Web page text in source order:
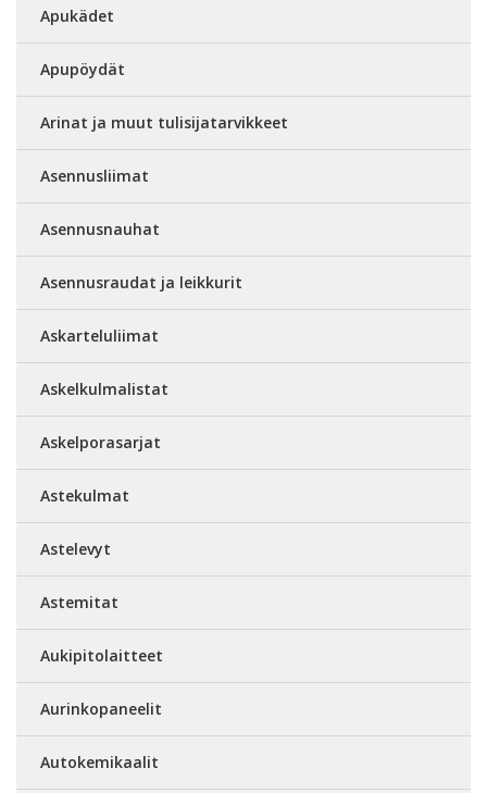
Apukädet
Apupöydät
Arinat ja muut tulisijatarvikkeet
Asennusliimat
Asennusnauhat
Asennusraudat ja leikkurit
Askarteluliimat
Askelkulmalistat
Askelporasarjat
Astekulmat
Astelevyt
Astemitat
Aukipitolaitteet
Aurinkopaneelit
Autokemikaalit